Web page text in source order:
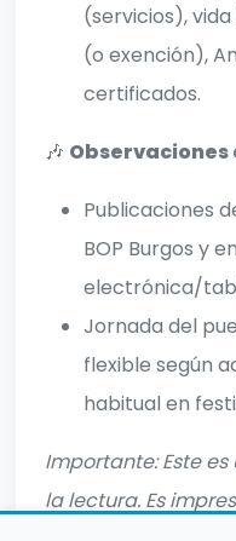
(servicios),
(o exención),
certificados.
🎶
Publicaciones
BOP Burgos y
electrónica/
Jornada del
flexible según
habitual en
Importante: Este
la lectura. Es